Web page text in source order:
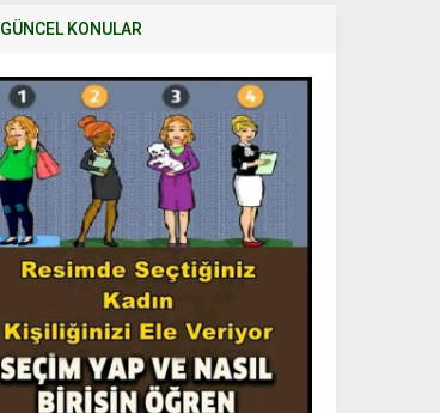
GÜNCEL KONULAR